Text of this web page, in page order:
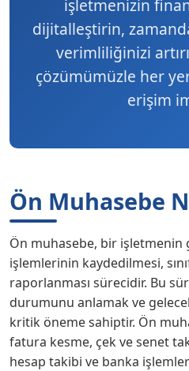
işletmenizin
dijitalleştirin,
verimliliğinizi
çözümümüzle her
erişim
Ön Muhasebe
Ön muhasebe, bir işletmenin
işlemlerinin kaydedilmesi,
raporlanması sürecidir. Bu
durumunu anlamak ve
kritik öneme sahiptir. Ön
fatura kesme, çek ve senet
hesap takibi ve banka